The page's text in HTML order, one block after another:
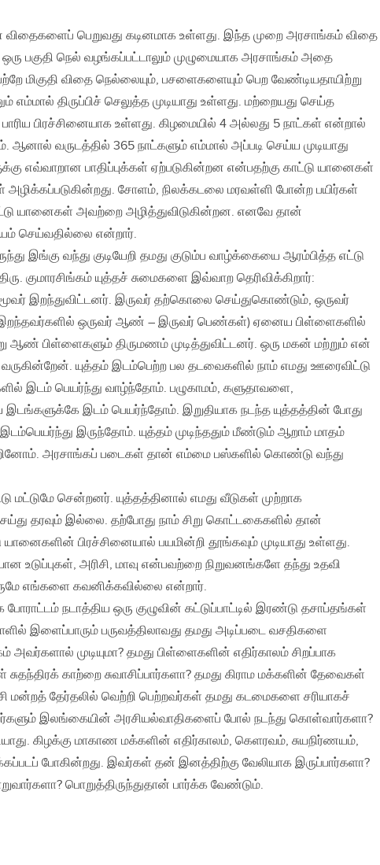
விதைகளைப் பெறுவது கடினமாக உள்ளது. இந்த முறை அரசாங்கம் விதை
பகுதி நெல் வழங்கப்பட்டாலும் முழுமையாக அரசாங்கம் அதை
மிகுதி விதை நெல்லையும்‚ பசளைகளையும் பெற வேண்டியதாயிற்று
திருப்பிச் செலுத்த முடியாது உள்ளது. மற்றையது செய்த
பாரிய பிரச்சினையாக உள்ளது. கிழமையில் 4 அல்லது 5 நாட்கள் என்றால்
ஆனால் வருடத்தில் 365 நாட்களும் எம்மால் அப்படி செய்ய முடியாது
எவ்வாறான பாதிப்புக்கள் ஏற்படுகின்றன என்பதற்கு காட்டு யானைகள்
அழிக்கப்படுகின்றது. சோளம்‚ நிலக்கடலை மரவள்ளி போன்ற பயிர்கள்
யானைகள் அவற்றை அழித்துவிடுகின்றன. எனவே தான்
செய்வதில்லை என்றார்.
இங்கு வந்து குடியேறி தமது குடும்ப வாழ்க்கையை ஆரம்பித்த எட்டு
குமாரசிங்கம் யுத்தச் சுமைகளை இவ்வாற தெரிவிக்கிறார்:
இறந்துவிட்டனர். இருவர் தற்கொலை செய்துகொண்டும்‚ ஒருவர்
ஒருவர் ஆண் – இருவர் பெண்கள்) ஏனைய பிள்ளைகளில்
ஆண் பிள்ளைகளும் திருமணம் முடித்துவிட்டனர். ஒரு மகன் மற்றும் என்
யுத்தம் இடம்பெற்ற பல தடவைகளில் நாம் எமது ஊரைவிட்டு
இடம் பெயர்ந்து வாழ்ந்தோம். பழுகாமம்‚ களுதாவளை‚
இடம் பெயர்ந்தோம். இறுதியாக நடந்த யுத்தத்தின் போது
இருந்தோம். யுத்தம் முடிந்ததும் மீண்டும் ஆறாம் மாதம்
அரசாங்கப் படைகள் தான் எம்மை பஸ்களில் கொண்டு வந்து
சென்றனர். யுத்தத்தினால் எமது வீடுகள் முற்றாக
தரவும் இல்லை. தற்போது நாம் சிறு கொட்டகைகளில் தான்
பிரச்சினையால் பயமின்றி தூங்கவும் முடியாது உள்ளது.
உடுப்புகள்‚ அரிசி‚ மாவு என்பவற்றை நிறுவனங்களே தந்து உதவி
எங்களை கவனிக்கவில்லை என்றார்.
நடாத்திய ஒரு குழுவின் கட்டுப்பாட்டில் இரண்டு தசாப்தங்கள்
இளைப்பாரும் பருவத்திலாவது தமது அடிப்படை வசதிகளை
அவர்களால் முடியுமா? தமது பிள்ளைகளின் எதிர்காலம் சிறப்பாக
சுதந்திரக் காற்றை சுவாசிப்பார்களா? தமது கிராம மக்களின் தேவைகள்
மன்றத் தேர்தலில் வெற்றி பெற்றவர்கள் தமது கடமைகளை சரியாகச்
இலங்கையின் அரசியல்வாதிகளைப் போல் நடந்து கொள்வார்களா?
கிழக்கு மாகாண மக்களின் எதிர்காலம்‚ கெளரவம்‚ சுயநிர்ணயம்‚
போகின்றது. இவர்கள் தன் இனத்திற்கு வேலியாக இருப்பார்களா?
பொறுத்திருந்துதான் பார்க்க வேண்டும்.